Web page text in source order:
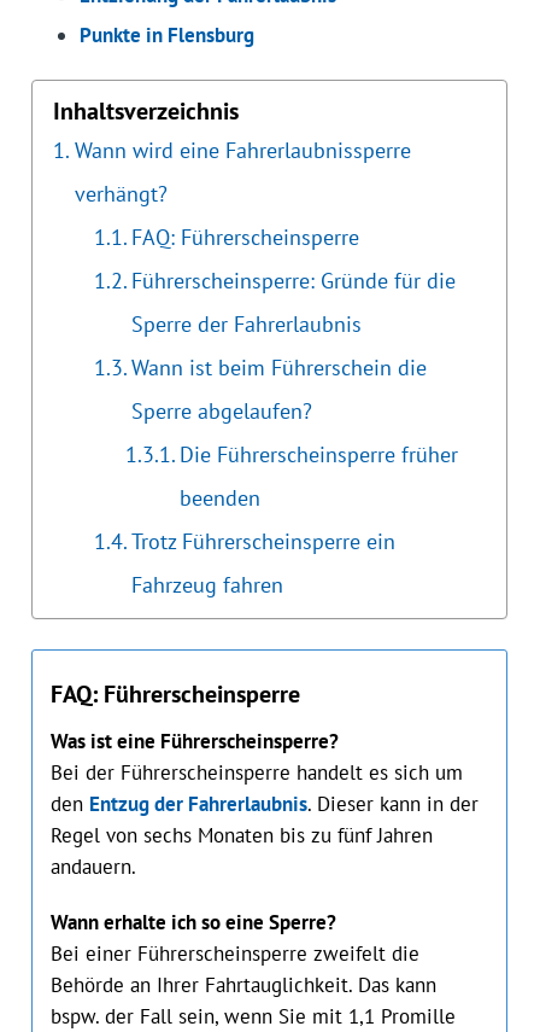
Punkte in Flensburg
Inhaltsverzeichnis
Wann wird eine Fahrerlaubnissperre
verhängt?
FAQ: Führerscheinsperre
Führerscheinsperre: Gründe für die
Sperre der Fahrerlaubnis
Wann ist beim Führerschein die
Sperre abgelaufen?
Die Führerscheinsperre früher
beenden
Trotz Führerscheinsperre ein
Fahrzeug fahren
FAQ: Führerscheinsperre
Was ist eine Führerscheinsperre?
Bei der Führerscheinsperre handelt es sich um
den Entzug der Fahrerlaubnis. Dieser kann in der
Regel von sechs Monaten bis zu fünf Jahren
andauern.
Wann erhalte ich so eine Sperre?
Bei einer Führerscheinsperre zweifelt die
Behörde an Ihrer Fahrtauglichkeit. Das kann
bspw. der Fall sein, wenn Sie mit 1,1 Promille